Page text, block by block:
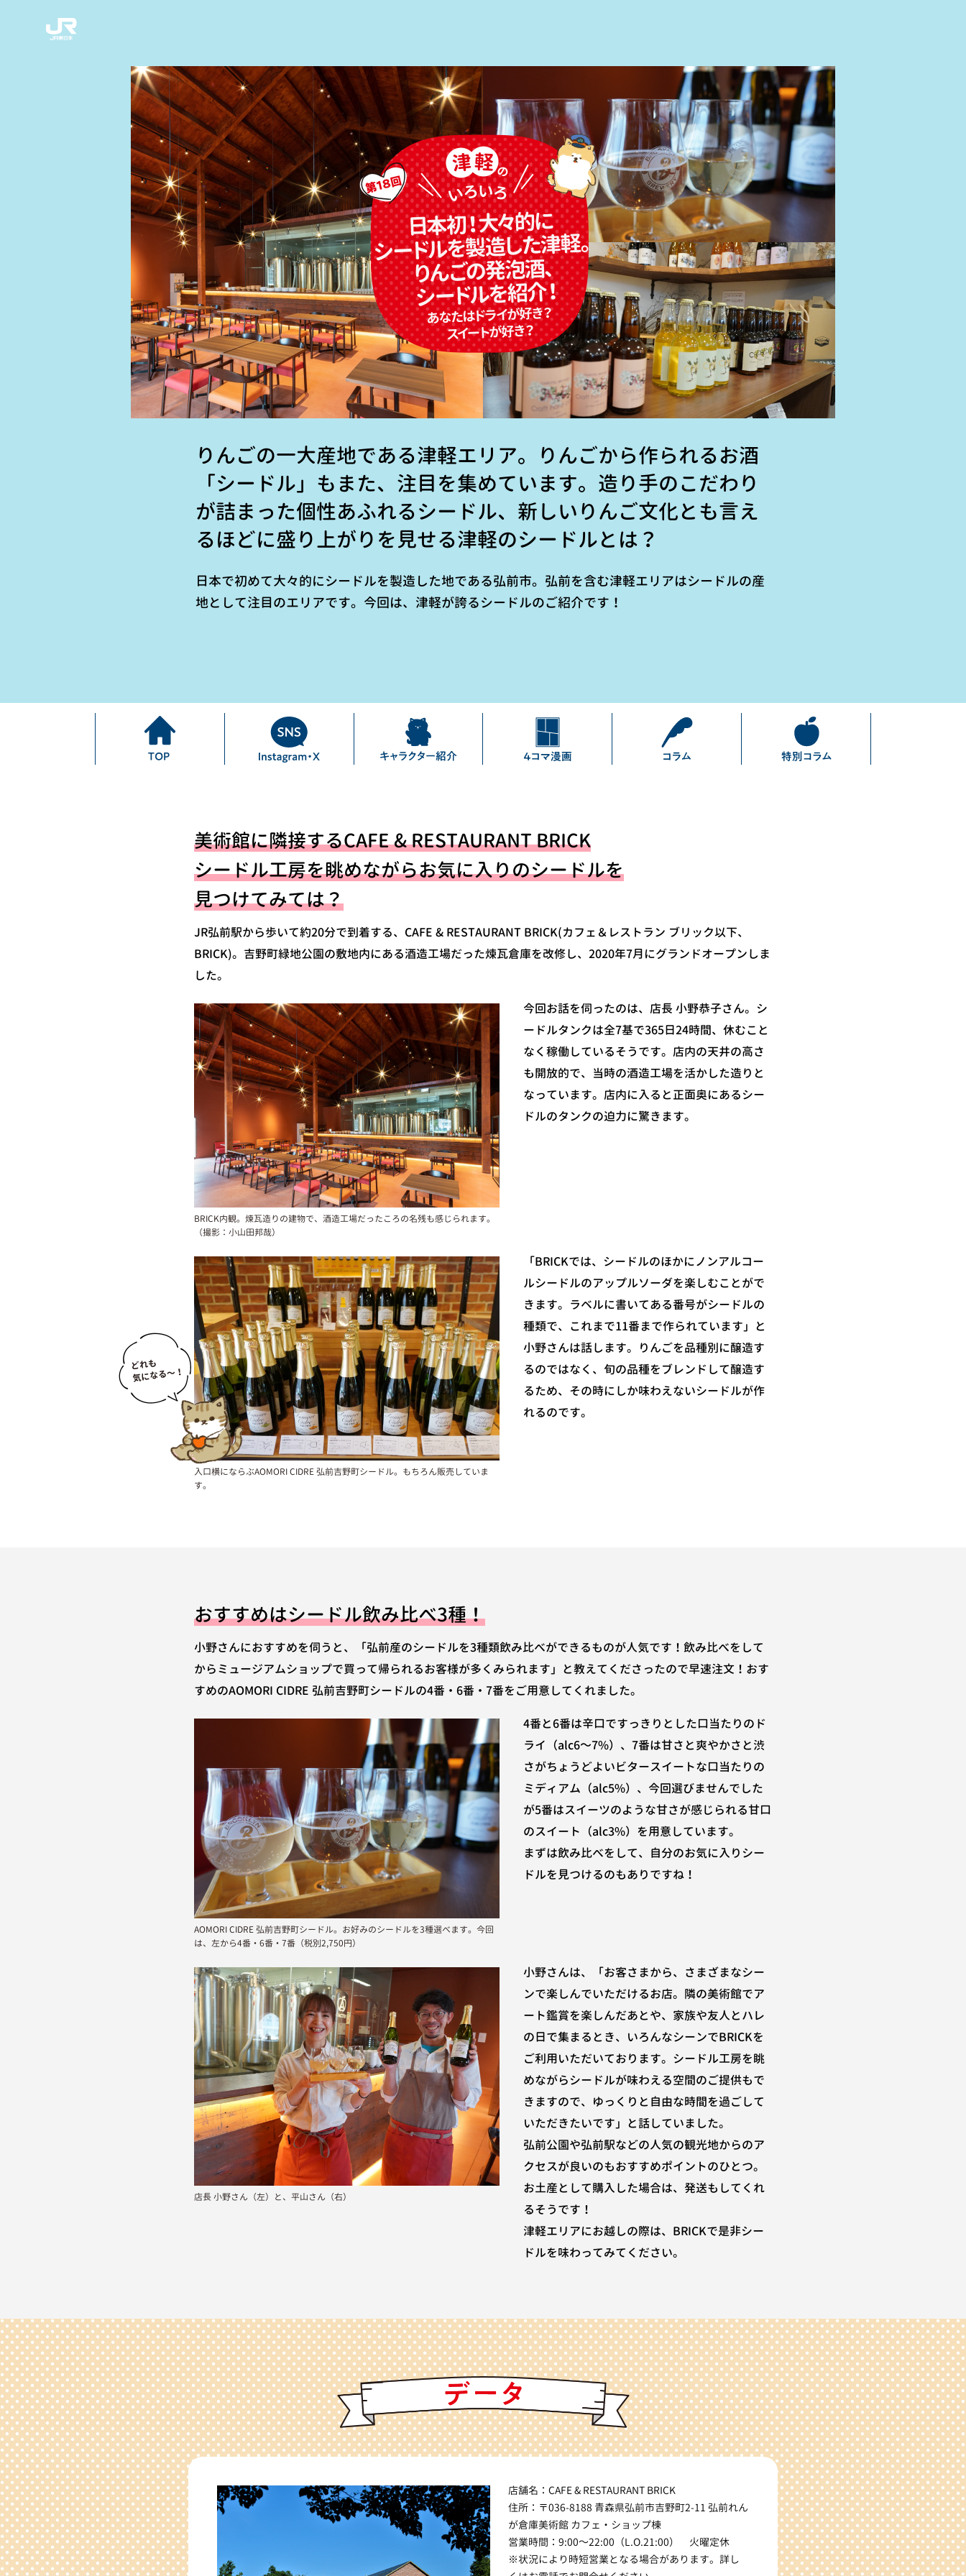
りんごの一大産地である津軽エリア。りんごから作られるお酒
「シードル」もまた、注目を集めています。造り手のこだわり
が詰まった個性あふれるシードル、新しいりんご文化とも言え
るほどに盛り上がりを見せる津軽のシードルとは？
日本で初めて大々的にシードルを製造した地である弘前市。弘前を含む津軽エリアはシードルの産
地として注目のエリアです。今回は、津軽が誇るシードルのご紹介です！
美術館に隣接するCAFE & RESTAURANT BRICK
シードル工房を眺めながらお気に入りのシードルを
見つけてみては？
JR弘前駅から歩いて約20分で到着する、CAFE & RESTAURANT BRICK(カフェ＆レストラン ブリック以下、
BRICK)。吉野町緑地公園の敷地内にある酒造工場だった煉瓦倉庫を改修し、2020年7月にグランドオープンしま
した。
BRICK内観。煉瓦造りの建物で、酒造工場だったころの名残も感じられます。
（撮影：小山田邦哉）
今回お話を伺ったのは、店長 小野恭子さん。シ
ードルタンクは全7基で365日24時間、休むこと
なく稼働しているそうです。店内の天井の高さ
も開放的で、当時の酒造工場を活かした造りと
なっています。店内に入ると正面奥にあるシー
ドルのタンクの迫力に驚きます。
入口横にならぶAOMORI CIDRE 弘前吉野町シードル。もちろん販売していま
す。
「BRICKでは、シードルのほかにノンアルコー
ルシードルのアップルソーダを楽しむことがで
きます。ラベルに書いてある番号がシードルの
種類で、これまで11番まで作られています」と
小野さんは話します。りんごを品種別に醸造す
るのではなく、旬の品種をブレンドして醸造す
るため、その時にしか味わえないシードルが作
れるのです。
おすすめはシードル飲み比べ3種！
小野さんにおすすめを伺うと、「弘前産のシードルを3種類飲み比べができるものが人気です！飲み比べをして
からミュージアムショップで買って帰られるお客様が多くみられます」と教えてくださったので早速注文！おす
すめのAOMORI CIDRE 弘前吉野町シードルの4番・6番・7番をご用意してくれました。
AOMORI CIDRE 弘前吉野町シードル。お好みのシードルを3種選べます。今回
は、左から4番・6番・7番（税別2,750円）
4番と6番は辛口ですっきりとした口当たりのド
ライ（alc6～7%）、7番は甘さと爽やかさと渋
さがちょうどよいビタースイートな口当たりの
ミディアム（alc5%）、今回選びませんでした
が5番はスイーツのような甘さが感じられる甘口
のスイート（alc3%）を用意しています。
まずは飲み比べをして、自分のお気に入りシー
ドルを見つけるのもありですね！
店長 小野さん（左）と、平山さん（右）
小野さんは、「お客さまから、さまざまなシー
ンで楽しんでいただけるお店。隣の美術館でア
ート鑑賞を楽しんだあとや、家族や友人とハレ
の日で集まるとき、いろんなシーンでBRICKを
ご利用いただいております。シードル工房を眺
めながらシードルが味わえる空間のご提供もで
きますので、ゆっくりと自由な時間を過ごして
いただきたいです」と話していました。
弘前公園や弘前駅などの人気の観光地からのア
クセスが良いのもおすすめポイントのひとつ。
お土産として購入した場合は、発送もしてくれ
るそうです！
津軽エリアにお越しの際は、BRICKで是非シー
ドルを味わってみてください。
店舗名：CAFE & RESTAURANT BRICK
住所：〒036-8188 青森県弘前市吉野町2-11 弘前れん
が倉庫美術館 カフェ・ショップ棟
営業時間：9:00～22:00（L.O.21:00） 火曜定休
※状況により時短営業となる場合があります。詳し